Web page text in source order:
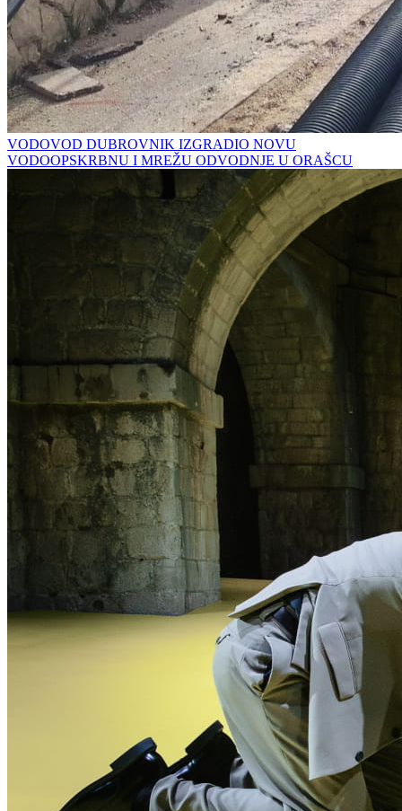
VODOVOD DUBROVNIK IZGRADIO NOVU
VODOOPSKRBNU I MREŽU ODVODNJE U ORAŠCU